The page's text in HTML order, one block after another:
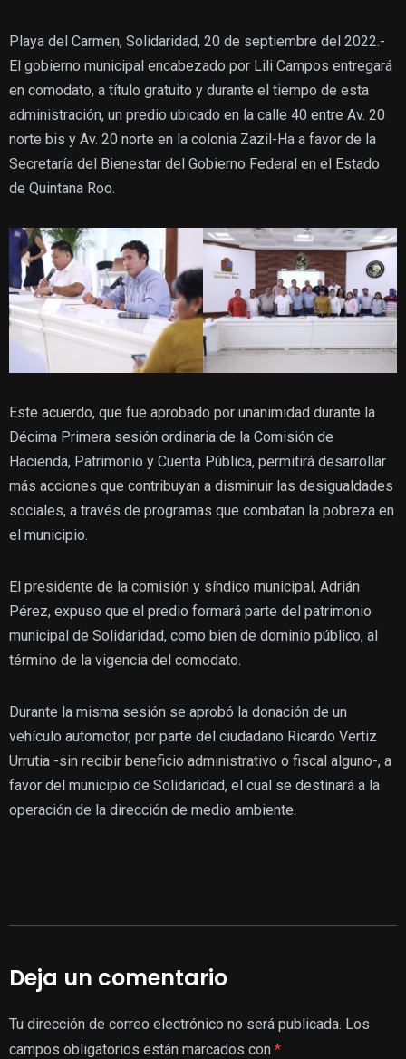
Playa del Carmen, Solidaridad, 20 de septiembre del 2022.-
El gobierno municipal encabezado por Lili Campos entregará
en comodato, a título gratuito y durante el tiempo de esta
administración, un predio ubicado en la calle 40 entre Av. 20
norte bis y Av. 20 norte en la colonia Zazil-Ha a favor de la
Secretaría del Bienestar del Gobierno Federal en el Estado
de Quintana Roo.
Este acuerdo, que fue aprobado por unanimidad durante la
Décima Primera sesión ordinaria de la Comisión de
Hacienda, Patrimonio y Cuenta Pública, permitirá desarrollar
más acciones que contribuyan a disminuir las desigualdades
sociales, a través de programas que combatan la pobreza en
el municipio.
El presidente de la comisión y síndico municipal, Adrián
Pérez, expuso que el predio formará parte del patrimonio
municipal de Solidaridad, como bien de dominio público, al
término de la vigencia del comodato.
Durante la misma sesión se aprobó la donación de un
vehículo automotor, por parte del ciudadano Ricardo Vertiz
Urrutia -sin recibir beneficio administrativo o fiscal alguno-, a
favor del municipio de Solidaridad, el cual se destinará a la
operación de la dirección de medio ambiente.
Deja un comentario
Tu dirección de correo electrónico no será publicada. Los
campos obligatorios están marcados con *